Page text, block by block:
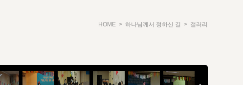
HOME > 하나님께서 정하신 길 > 갤러리